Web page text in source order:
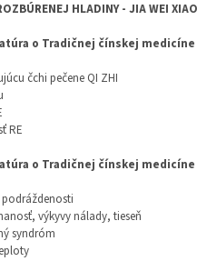
HLADINY - JIA WEI
o Tradičnej čínskej medicíne
čchi pečene QI ZHI
RE
o Tradičnej čínskej medicíne
výkyvy nálady, tieseň
syndróm